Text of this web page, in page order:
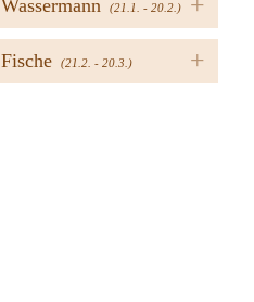
Wassermann (21.1. - 20.2.)
+
Fische (21.2. - 20.3.)